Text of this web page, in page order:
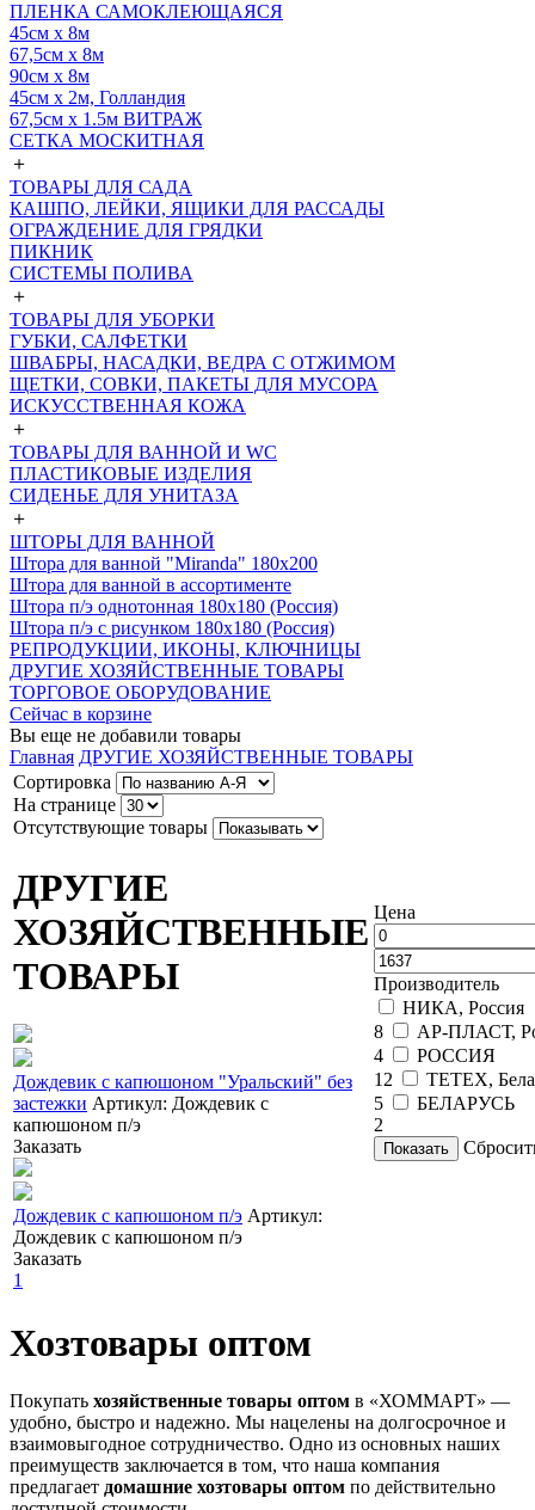
ПЛЕНКА САМОКЛЕЮЩАЯСЯ
45см х 8м
67,5см х 8м
90см х 8м
45см х 2м, Голландия
67,5см х 1.5м ВИТРАЖ
СЕТКА МОСКИТНАЯ
＋
ТОВАРЫ ДЛЯ САДА
КАШПО, ЛЕЙКИ, ЯЩИКИ ДЛЯ РАССАДЫ
ОГРАЖДЕНИЕ ДЛЯ ГРЯДКИ
ПИКНИК
СИСТЕМЫ ПОЛИВА
＋
ТОВАРЫ ДЛЯ УБОРКИ
ГУБКИ, САЛФЕТКИ
ШВАБРЫ, НАСАДКИ, ВЕДРА С ОТЖИМОМ
ЩЕТКИ, СОВКИ, ПАКЕТЫ ДЛЯ МУСОРА
ИСКУССТВЕННАЯ КОЖА
＋
ТОВАРЫ ДЛЯ ВАННОЙ И WC
ПЛАСТИКОВЫЕ ИЗДЕЛИЯ
СИДЕНЬЕ ДЛЯ УНИТАЗА
＋
ШТОРЫ ДЛЯ ВАННОЙ
Штора для ванной "Miranda" 180х200
Штора для ванной в ассортименте
Штора п/э однотонная 180х180 (Россия)
Штора п/э с рисунком 180х180 (Россия)
РЕПРОДУКЦИИ, ИКОНЫ, КЛЮЧНИЦЫ
ДРУГИЕ ХОЗЯЙСТВЕННЫЕ ТОВАРЫ
ТОРГОВОЕ ОБОРУДОВАНИЕ
Сейчас в корзине
Вы еще не добавили товары
Главная ДРУГИЕ ХОЗЯЙСТВЕННЫЕ ТОВАРЫ
Сортировка
На странице
Отсутствующие товары
ДРУГИЕ
ХОЗЯЙСТВЕННЫЕ
ТОВАРЫ
Дождевик с капюшоном "Уральский" без
застежки Артикул: Дождевик с
капюшоном п/э
Заказать
Дождевик с капюшоном п/э Артикул:
Дождевик с капюшоном п/э
Заказать
1
Цена
Производитель
НИКА, Россия
8
АР-ПЛАСТ,
4
РОССИЯ
12
TETEX,
5
БЕЛАРУСЬ
2
Показать
Хозтовары оптом
Покупать хозяйственные товары оптом в «ХОММАРТ» —
удобно, быстро и надежно. Мы нацелены на долгосрочное и
взаимовыгодное сотрудничество. Одно из основных наших
преимуществ заключается в том, что наша компания
предлагает домашние хозтовары оптом по действительно